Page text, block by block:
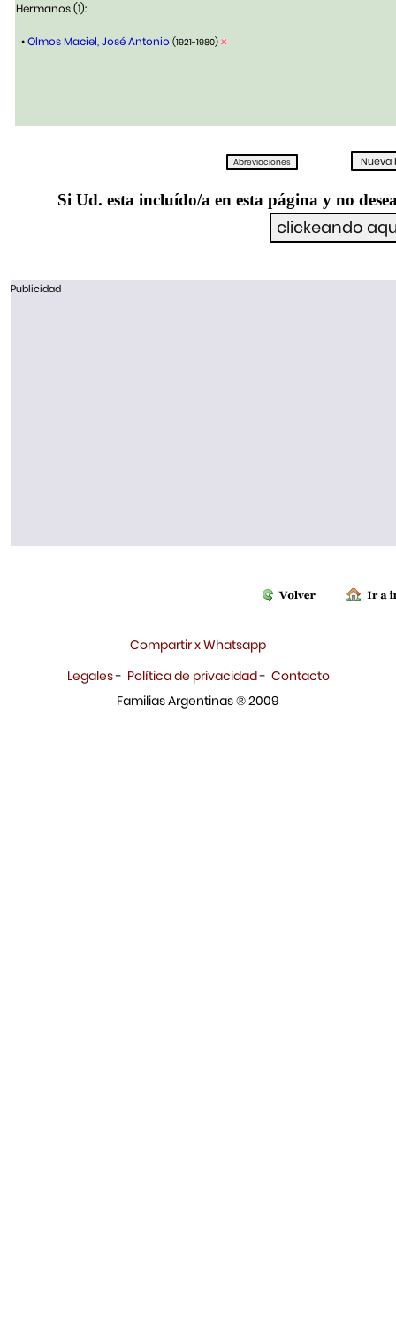
Hermanos (1):
•Olmos Maciel, José Antonio (1921-1980)
Si Ud. esta incluído/a en esta página y no
Publicidad
Compartir x Whatsapp
Legales- Política de privacidad- Contacto
Familias Argentinas ® 2009